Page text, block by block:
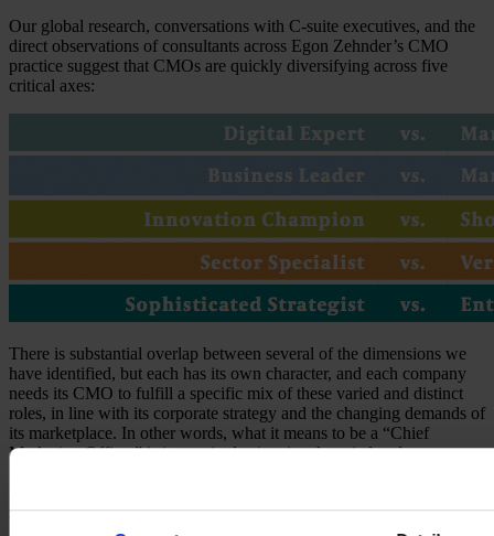
Our global research, conversations with C-suite executives, and the
direct observations of consultants across Egon Zehnder’s CMO
practice suggest that CMOs are quickly diversifying across five
critical axes:
There is substantial overlap between several of the dimensions we
have identified, but each has its own character, and each company
needs its CMO to fulfill a specific mix of these varied and distinct
roles, in line with its corporate strategy and the changing demands of
its marketplace. In other words, what it means to be a “Chief
Marketing Officer” is increasingly situational, varied and
separate species.